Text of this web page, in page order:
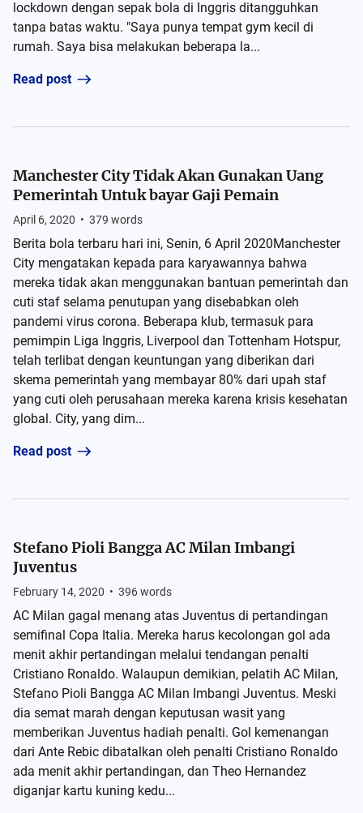
lockdown dengan sepak bola di Inggris ditangguhkan
tanpa batas waktu. "Saya punya tempat gym kecil di
rumah. Saya bisa melakukan beberapa la...
Read post
Manchester City Tidak Akan Gunakan Uang
Pemerintah Untuk bayar Gaji Pemain
April 6, 2020 • 379 words
Berita bola terbaru hari ini, Senin, 6 April 2020Manchester
City mengatakan kepada para karyawannya bahwa
mereka tidak akan menggunakan bantuan pemerintah dan
cuti staf selama penutupan yang disebabkan oleh
pandemi virus corona. Beberapa klub, termasuk para
pemimpin Liga Inggris, Liverpool dan Tottenham Hotspur,
telah terlibat dengan keuntungan yang diberikan dari
skema pemerintah yang membayar 80% dari upah staf
yang cuti oleh perusahaan mereka karena krisis kesehatan
global. City, yang dim...
Read post
Stefano Pioli Bangga AC Milan Imbangi
Juventus
February 14, 2020 • 396words
AC Milan gagal menang atas Juventus di pertandingan
semifinal Copa Italia. Mereka harus kecolongan gol ada
menit akhir pertandingan melalui tendangan penalti
Cristiano Ronaldo. Walaupun demikian, pelatih AC Milan,
Stefano Pioli Bangga AC Milan Imbangi Juventus. Meski
dia semat marah dengan keputusan wasit yang
memberikan Juventus hadiah penalti. Gol kemenangan
dari Ante Rebic dibatalkan oleh penalti Cristiano Ronaldo
ada menit akhir pertandingan, dan Theo Hernandez
diganjar kartu kuning kedu...